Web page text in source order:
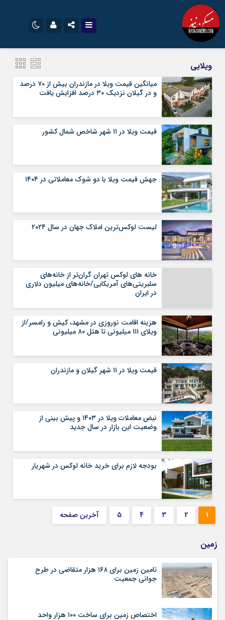
سروش
ایتا
آپارات
اپلیکیشن رمز عبور
مرا به خاطر بسپار
ویلایی
میانگین قیمت ویلا در مازندران بیش از ۷۰ درصد
و در گیلان نزدیک ۳۰ درصد افزایش یافت
قیمت ویلا در ۱۱ شهر شاخص شمال کشور
جهش قیمت ویلا با دو شوک معاملاتی در ۱۴۰۴
لیست لوکس‌ترین املاک جهان در سال ۲۰۲۴
خانه های لوکس تهران گران‌تر از خانه‌های
سلبریتی‌های آمریکایی/خانه‌های میلیون دلاری
در ایران
هزینه اقامت نوروزی در مشهد، کیش و رامسر/از
ویلای ۱۱۱ میلیونی تا هتل ۸۰ میلیونی
قیمت ویلا در ۱۱ شهر گیلان و مازندران
نبض معاملات ویلا در ۱۴۰۳ و پیش بینی از
وضعیت این بازار در سال جدید
بودجه لازم برای خرید خانه لوکس در شهریار
1
2
3
4
5 آخرین صفحه
زمین
تامین زمین برای ۱۶۸ هزار متقاضی در طرح
جوانی جمعیت
اختصاص زمین برای ساخت ۱۰۰ هزار واحد